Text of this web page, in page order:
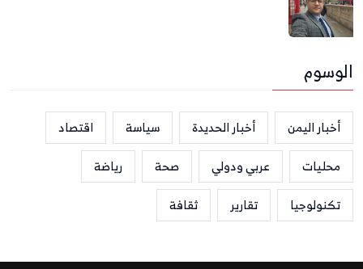
الوسوم
أخبار اليمن أخبار الحديدة سياسة
اقتصاد
محليات
عربي ودولي صحة
رياضة
تكنولوجيا
تقارير ثقافة